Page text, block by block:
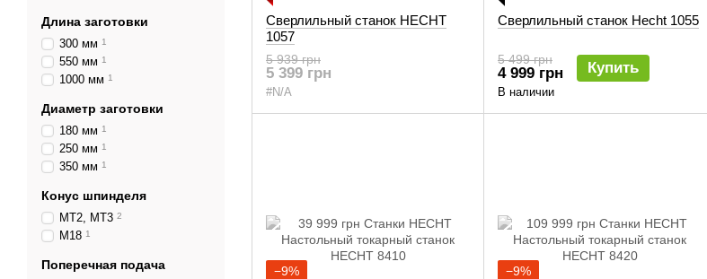
Сверлильный станок HECHT
1057
5 939 грн
5 399 грн
#N/A
Сверлильный станок Hecht 1055
5 499 грн
4 999 грн Купить
В наличии
−9%
−9%
Длина заготовки
300 мм 1
550 мм 1
1000 мм 1
Диаметр заготовки
180 мм 1
250 мм 1
350 мм 1
Конус шпинделя
MT2, MT3 2
М18 1
Поперечная подача